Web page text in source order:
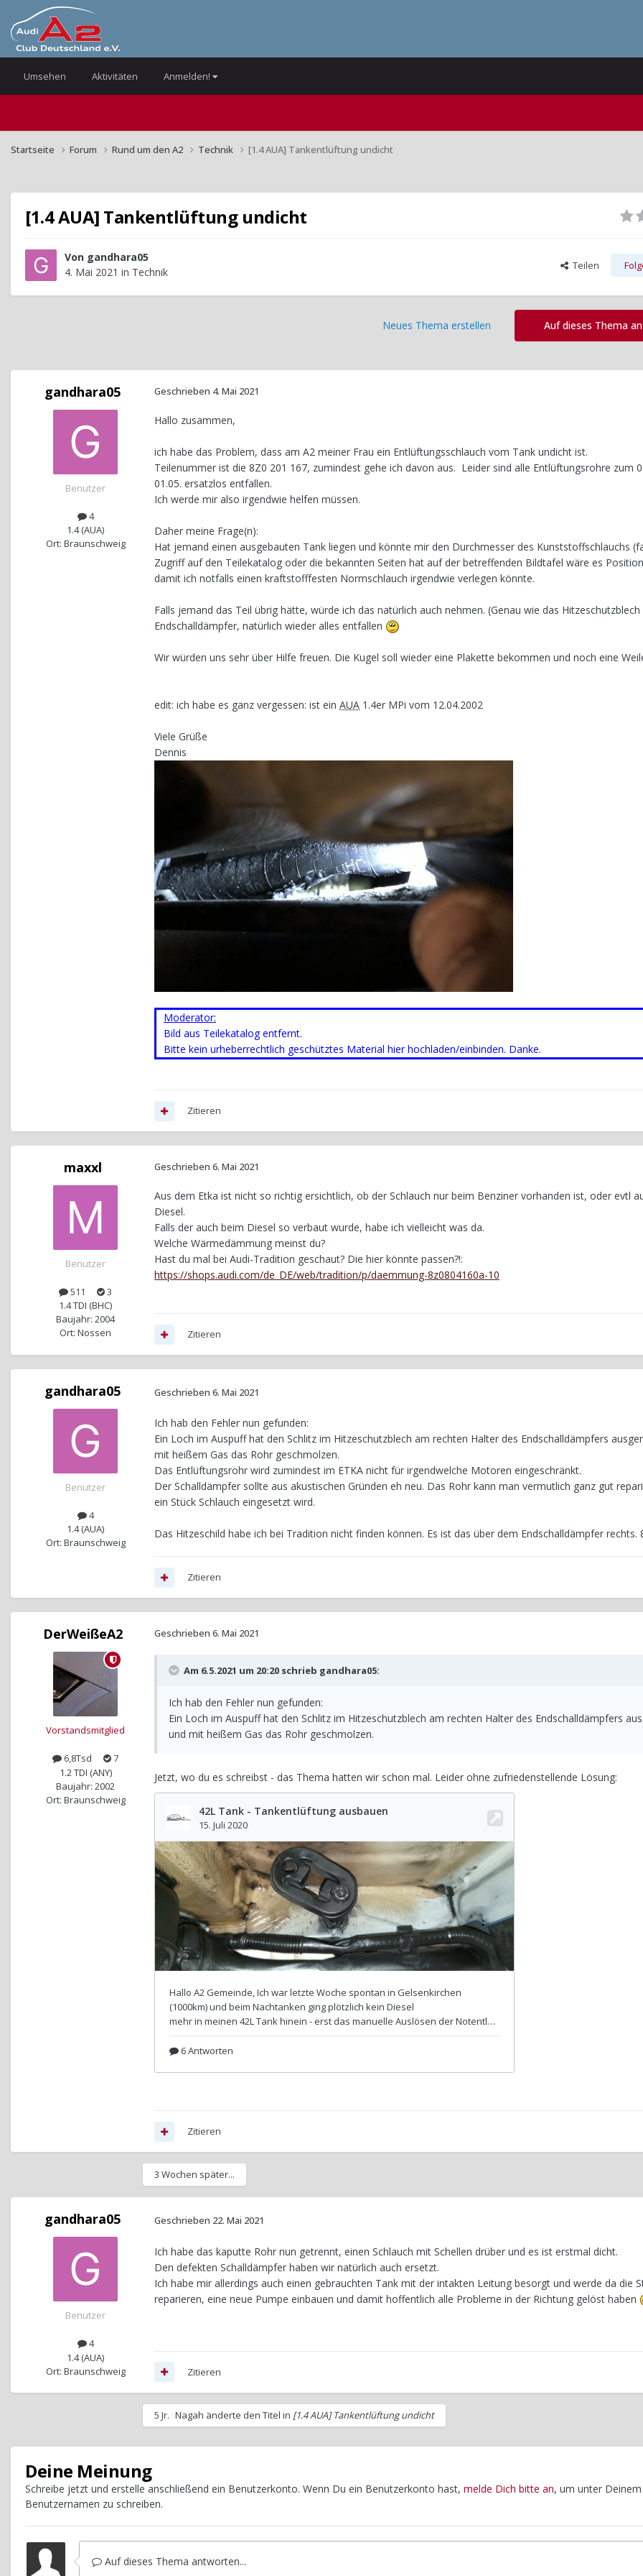
Umsehen Aktivitäten Anmelden!
Startseite Forum Rund um den A2 Technik [1.4 AUA] Tankentlüftung undicht
[1.4 AUA] Tankentlüftung undicht
Von gandhara05
4. Mai 2021 in Technik Teilen
Auf dieses Thema
Neues Thema erstellen
gandhara05
Benutzer
4
1.4 (AUA)
Ort: Braunschweig
Geschrieben 4. Mai 2021
Hallo zusammen,
ich habe das Problem, dass am A2 meiner Frau ein Entlüftungsschlauch vom Tank undicht ist.
Teilenummer ist die 8Z0 201 167, zumindest gehe ich davon aus. Leider sind alle Entlüftungsrohre zum
01.05. ersatzlos entfallen.
Ich werde mir also irgendwie helfen müssen.
Daher meine Frage(n):
Hat jemand einen ausgebauten Tank liegen und könnte mir den Durchmesser des Kunststoffschlauchs
Zugriff auf den Teilekatalog oder die bekannten Seiten hat auf der betreffenden Bildtafel wäre es
damit ich notfalls einen kraftstofffesten Normschlauch irgendwie verlegen könnte.
Falls jemand das Teil übrig hätte, würde ich das natürlich auch nehmen. (Genau wie das
Endschalldämpfer, natürlich wieder alles entfallen
Wir würden uns sehr über Hilfe freuen. Die Kugel soll wieder eine Plakette bekommen und noch eine
edit: ich habe es ganz vergessen: ist ein AUA 1.4er MPi vom 12.04.2002
Viele Grüße
Dennis
Moderator:
Bild aus Teilekatalog entfernt.
Bitte kein urheberrechtlich geschütztes Material hier hochladen/einbinden. Danke.
Zitieren
maxxl
Benutzer
511
3
1.4 TDI (BHC)
Baujahr: 2004
Ort: Nossen
Geschrieben 6. Mai 2021
Aus dem Etka ist nicht so richtig ersichtlich, ob der Schlauch nur beim Benziner vorhanden ist, oder evtl
Diesel.
Falls der auch beim Diesel so verbaut wurde, habe ich vielleicht was da.
Welche Wärmedämmung meinst du?
Hast du mal bei Audi-Tradition geschaut? Die hier könnte passen?!:
https://shops.audi.com/de_DE/web/tradition/p/daemmung-8z0804160a-10
Zitieren
gandhara05
Benutzer
4
1.4 (AUA)
Ort: Braunschweig
Geschrieben 6. Mai 2021
Ich hab den Fehler nun gefunden:
Ein Loch im Auspuff hat den Schlitz im Hitzeschutzblech am rechten Halter des Endschalldämpfers
mit heißem Gas das Rohr geschmolzen.
Das Entlüftungsrohr wird zumindest im ETKA nicht für irgendwelche Motoren eingeschränkt.
Der Schalldämpfer sollte aus akustischen Gründen eh neu. Das Rohr kann man vermutlich ganz gut
ein Stück Schlauch eingesetzt wird.
Das Hitzeschild habe ich bei Tradition nicht finden können. Es ist das über dem Endschalldämpfer rechts.
Zitieren
DerWeißeA2
Vorstandsmitglied
6,8Tsd
7
1.2 TDI (ANY)
Baujahr: 2002
Ort: Braunschweig
Geschrieben 6. Mai 2021
Am 6.5.2021 um 20:20 schrieb gandhara05:
Ich hab den Fehler nun gefunden:
Ein Loch im Auspuff hat den Schlitz im Hitzeschutzblech am rechten Halter des Endschalldämpfers
und mit heißem Gas das Rohr geschmolzen.
Jetzt, wo du es schreibst - das Thema hatten wir schon mal. Leider ohne zufriedenstellende Lösung:
Zitieren
3 Wochen später...
gandhara05
Benutzer
4
1.4 (AUA)
Ort: Braunschweig
Geschrieben 22. Mai 2021
Ich habe das kaputte Rohr nun getrennt, einen Schlauch mit Schellen drüber und es ist erstmal dicht.
Den defekten Schalldämpfer haben wir natürlich auch ersetzt.
Ich habe mir allerdings auch einen gebrauchten Tank mit der intakten Leitung besorgt und werde da die
reparieren, eine neue Pumpe einbauen und damit hoffentlich alle Probleme in der Richtung gelöst haben
Zitieren
5 Jr. Nagah änderte den Titel in [1.4 AUA] Tankentlüftung undicht
Deine Meinung
Schreibe jetzt und erstelle anschließend ein Benutzerkonto. Wenn Du ein Benutzerkonto hast, melde Dich bitte an, um unter Deinem
Benutzernamen zu schreiben.
Auf dieses Thema antworten...